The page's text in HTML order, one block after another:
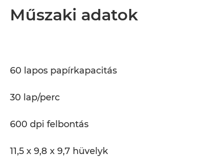
Műszaki adatok
60 lapos papírkapacitás
30 lap/perc
600 dpi felbontás
11,5 x 9,8 x 9,7 hüvelyk